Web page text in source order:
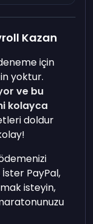
Kazan
için
yoktur.
ve bu
kolayca
doldur
PayPal,
isteyin,